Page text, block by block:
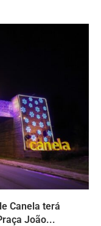
Canela terá
João...